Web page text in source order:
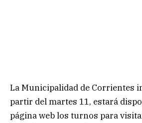
La Municipalidad de Corrientes
partir del martes 11, estará
página web los turnos para